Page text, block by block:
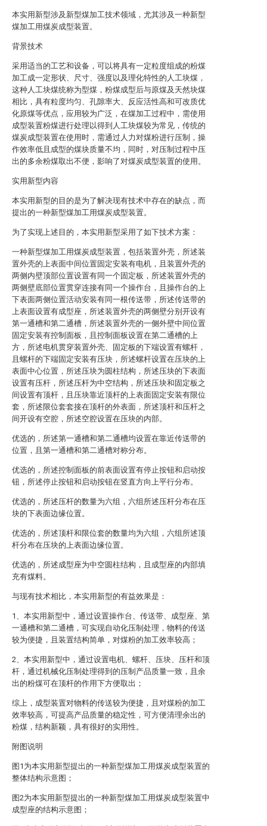
本实用新型涉及新型煤加工技术领域，尤其涉及一种新型
煤加工用煤炭成型装置。
背景技术
采用适当的工艺和设备，可以将具有一定粒度组成的粉煤
加工成一定形状、尺寸、强度以及理化特性的人工块煤，
这种人工块煤统称为型煤，粉煤成型后与原煤及天然块煤
相比，具有粒度均匀、孔隙率大、反应活性高和可改质优
化原煤等优点，应用较为广泛，在煤加工过程中，需使用
成型装置粉煤进行处理以得到人工块煤较为常见，传统的
煤炭成型装置在使用时，需通过人力对煤粉进行压制，操
作效率低且成型的煤块质量不均，同时，对压制过程中压
出的多余粉煤取出不便，影响了对煤炭成型装置的使用。
实用新型内容
本实用新型的目的是为了解决现有技术中存在的缺点，而
提出的一种新型煤加工用煤炭成型装置。
为了实现上述目的，本实用新型采用了如下技术方案：
一种新型煤加工用煤炭成型装置，包括装置外壳，所述装
置外壳的上表面中间位置固定安装有电机，且装置外壳的
两侧内壁顶部位置设置有同一个固定板，所述装置外壳的
两侧壁底部位置贯穿连接有同一个操作台，且操作台的上
下表面两侧位置活动安装有同一根传送带，所述传送带的
上表面设置有成型座，所述装置外壳的两侧壁分别开设有
第一通槽和第二通槽，所述装置外壳的一侧外壁中间位置
固定安装有控制面板，且控制面板设置在第二通槽的上
方，所述电机贯穿装置外壳、固定板的下端设置有螺杆，
且螺杆的下端固定安装有压块，所述螺杆设置在压块的上
表面中心位置，所述压块为圆柱结构，所述压块的下表面
设置有压杆，所述压杆为中空结构，所述压块和固定板之
间设置有顶杆，且压块靠近顶杆的上表面固定安装有限位
套，所述限位套套接在顶杆的外表面，所述顶杆和压杆之
间开设有空腔，所述空腔设置在压块的内部。
优选的，所述第一通槽和第二通槽均设置在靠近传送带的
位置，且第一通槽和第二通槽对称分布。
优选的，所述控制面板的前表面设置有停止按钮和启动按
钮，所述停止按钮和启动按钮在竖直方向上平行分布。
优选的，所述压杆的数量为六组，六组所述压杆分布在压
块的下表面边缘位置。
优选的，所述顶杆和限位套的数量均为六组，六组所述顶
杆分布在压块的上表面边缘位置。
优选的，所述成型座为中空圆柱结构，且成型座的内部填
充有煤料。
与现有技术相比，本实用新型的有益效果是：
1、本实用新型中，通过设置操作台、传送带、成型座、第
一通槽和第二通槽，可实现自动化压制处理，物料的传送
较为便捷，且装置结构简单，对煤粉的加工效率较高；
2、本实用新型中，通过设置电机、螺杆、压块、压杆和顶
杆，通过机械化压制处理得到的压制产品质量一致，且余
出的粉煤可在顶杆的作用下方便取出；
综上，成型装置对物料的传送较为便捷，且对煤粉的加工
效率较高，可提高产品质量的稳定性，可方便清理余出的
粉煤，结构新颖，具有很好的实用性。
附图说明
图1为本实用新型提出的一种新型煤加工用煤炭成型装置的
整体结构示意图；
图2为本实用新型提出的一种新型煤加工用煤炭成型装置中
成型座的结构示意图；